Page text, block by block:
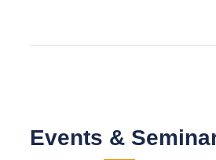
Events &